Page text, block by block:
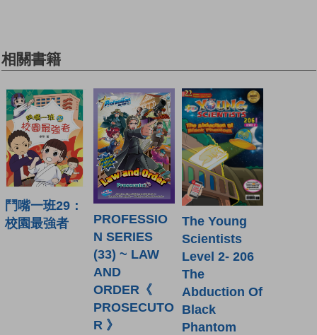
相關書籍
鬥嘴一班29：
校園最強者
PROFESSIO
N SERIES
(33) ~ LAW
AND
ORDER《
PROSECUTO
R 》
The Young
Scientists
Level 2- 206
The
Abduction Of
Black
Phantom